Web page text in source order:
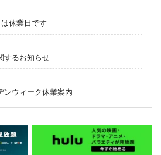
は休業日です
するお知らせ
ンウィーク休業案内